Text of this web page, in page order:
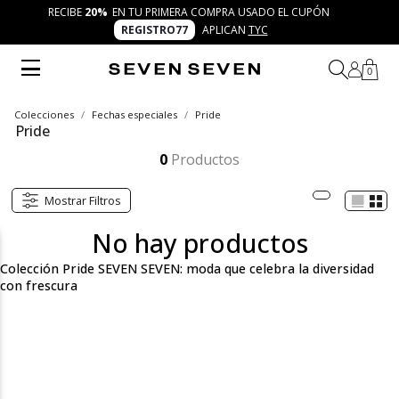
RECIBE 20% EN TU PRIMERA COMPRA USADO EL CUPÓN
REGISTRO77
APLICAN TYC
0
Colecciones Fechas especiales Pride
Pride
0 Productos
Mostrar Filtros
No hay productos
Colección Pride SEVEN SEVEN: moda que celebra la diversidad
con frescura